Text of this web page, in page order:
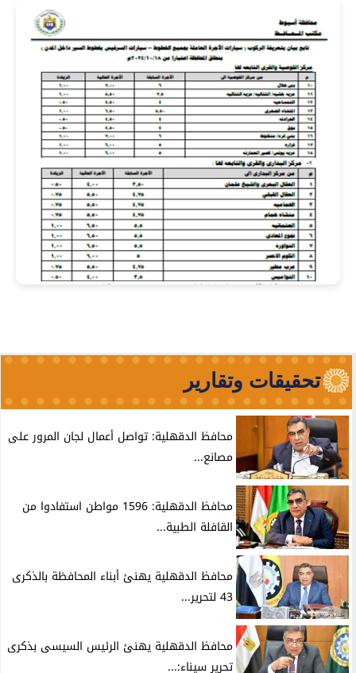
تحقيقات وتقارير
محافظ الدقهلية: تواصل أعمال لجان المرور على
مصانع...
محافظ الدقهلية: 1596 مواطن استفادوا من
القافلة الطبية...
محافظ الدقهلية يهنئ أبناء المحافظة بالذكرى
43 لتحرير...
محافظ الدقهلية يهنئ الرئيس السيسى بذكرى
تحرير سيناء:...